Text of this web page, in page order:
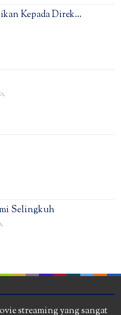
Kepada Direk…
,
Selingkuh
,
streaming yang sangat